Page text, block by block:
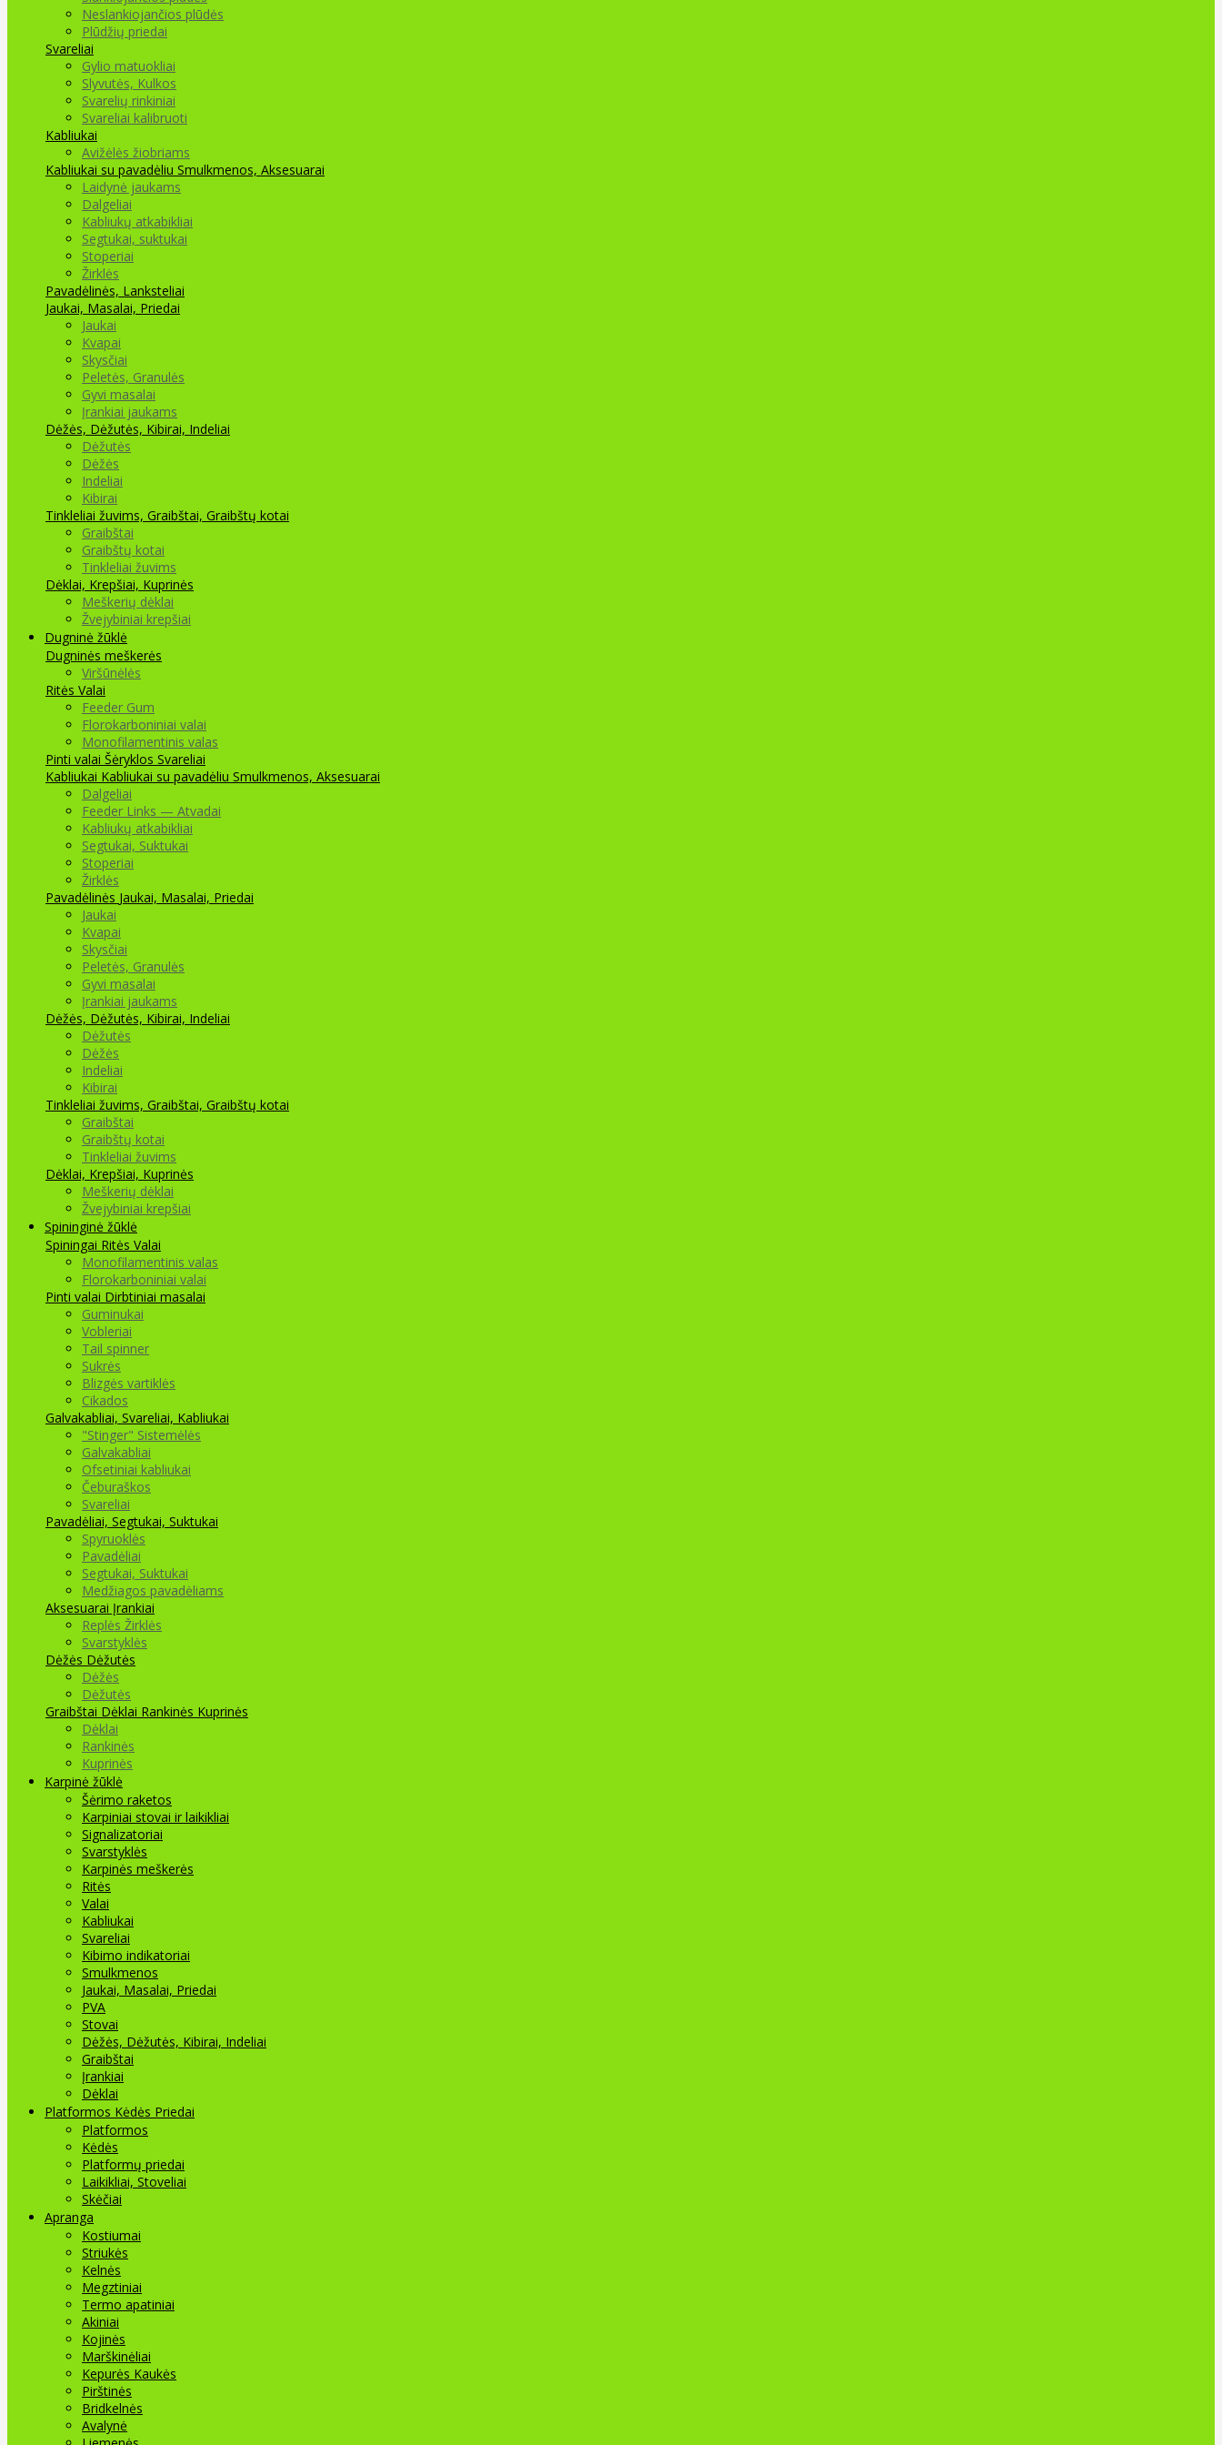
Neslankiojančios plūdės
Plūdžių priedai
Svareliai
Gylio matuokliai
Slyvutės, Kulkos
Svarelių rinkiniai
Svareliai kalibruoti
Kabliukai
Avižėlės žiobriams
Kabliukai su pavadėliu Smulkmenos, Aksesuarai
Laidynė jaukams
Dalgeliai
Kabliukų atkabikliai
Segtukai, suktukai
Stoperiai
Žirklės
Pavadėlinės, Lanksteliai
Jaukai, Masalai, Priedai
Jaukai
Kvapai
Skysčiai
Peletės, Granulės
Gyvi masalai
Įrankiai jaukams
Dėžės, Dėžutės, Kibirai, Indeliai
Dėžutės
Dėžės
Indeliai
Kibirai
Tinkleliai žuvims, Graibštai, Graibštų kotai
Graibštai
Graibštų kotai
Tinkleliai žuvims
Dėklai, Krepšiai, Kuprinės
Meškerių dėklai
Žvejybiniai krepšiai
Dugninė žūklė
Dugninės meškerės
Viršūnėlės
Ritės Valai
Feeder Gum
Florokarboniniai valai
Monofilamentinis valas
Pinti valai Šėryklos Svareliai
Kabliukai Kabliukai su pavadėliu Smulkmenos, Aksesuarai
Dalgeliai
Feeder Links — Atvadai
Kabliukų atkabikliai
Segtukai, Suktukai
Stoperiai
Žirklės
Pavadėlinės Jaukai, Masalai, Priedai
Jaukai
Kvapai
Skysčiai
Peletės, Granulės
Gyvi masalai
Įrankiai jaukams
Dėžės, Dėžutės, Kibirai, Indeliai
Dėžutės
Dėžės
Indeliai
Kibirai
Tinkleliai žuvims, Graibštai, Graibštų kotai
Graibštai
Graibštų kotai
Tinkleliai žuvims
Dėklai, Krepšiai, Kuprinės
Meškerių dėklai
Žvejybiniai krepšiai
Spininginė žūklė
Spiningai Ritės Valai
Monofilamentinis valas
Florokarboniniai valai
Pinti valai Dirbtiniai masalai
Guminukai
Vobleriai
Tail spinner
Sukrės
Blizgės vartiklės
Cikados
Galvakabliai, Svareliai, Kabliukai
"Stinger" Sistemėlės
Galvakabliai
Ofsetiniai kabliukai
Čeburaškos
Svareliai
Pavadėliai, Segtukai, Suktukai
Spyruoklės
Pavadėliai
Segtukai, Suktukai
Medžiagos pavadėliams
Aksesuarai Įrankiai
Replės Žirklės
Svarstyklės
Dėžės Dėžutės
Dėžės
Dėžutės
Graibštai Dėklai Rankinės Kuprinės
Dėklai
Rankinės
Kuprinės
Karpinė žūklė
Šėrimo raketos
Karpiniai stovai ir laikikliai
Signalizatoriai
Svarstyklės
Karpinės meškerės
Ritės
Valai
Kabliukai
Svareliai
Kibimo indikatoriai
Smulkmenos
Jaukai, Masalai, Priedai
PVA
Stovai
Dėžės, Dėžutės, Kibirai, Indeliai
Graibštai
Įrankiai
Dėklai
Platformos Kėdės Priedai
Platformos
Kėdės
Platformų priedai
Laikikliai, Stoveliai
Skėčiai
Apranga
Kostiumai
Striukės
Kelnės
Megztiniai
Termo apatiniai
Akiniai
Kojinės
Marškinėliai
Kepurės Kaukės
Pirštinės
Bridkelnės
Avalynė